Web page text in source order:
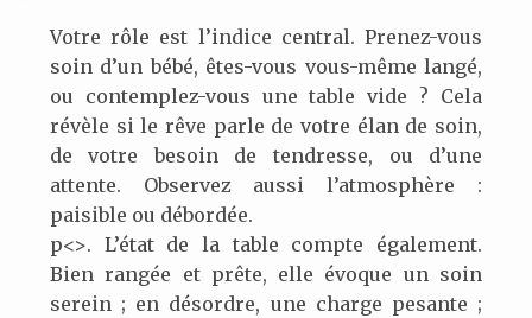
Votre rôle est l’indice central. Prenez-vous
soin d’un bébé, êtes-vous vous-même langé,
ou contemplez-vous une table vide ? Cela
révèle si le rêve parle de votre élan de soin,
de votre besoin de tendresse, ou d’une
attente. Observez aussi l’atmosphère :
paisible ou débordée.
p<>. L’état de la table compte également.
Bien rangée et prête, elle évoque un soin
serein ; en désordre, une charge pesante ;